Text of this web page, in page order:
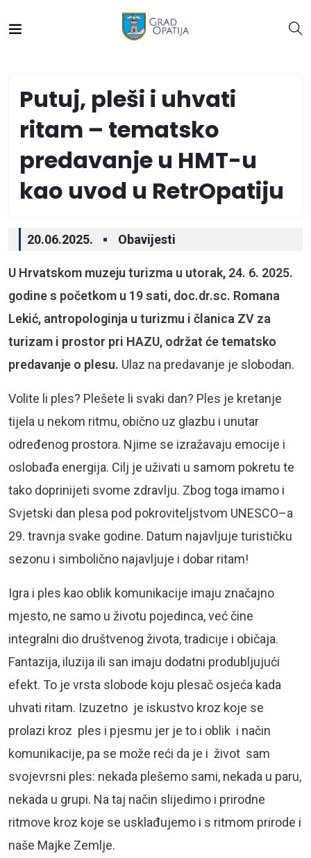
Putuj, pleši i uhvati
ritam – tematsko
predavanje u HMT-u
kao uvod u RetrOpatiju
20.06.2025. Obavijesti
U Hrvatskom muzeju turizma u utorak, 24. 6. 2025.
godine s početkom u 19 sati, doc.dr.sc. Romana
Lekić, antropologinja u turizmu i članica ZV za
turizam i prostor pri HAZU, održat će tematsko
predavanje o plesu. Ulaz na predavanje je slobodan.
Volite li ples? Plešete li svaki dan? Ples je kretanje
tijela u nekom ritmu, obično uz glazbu i unutar
određenog prostora. Njime se izražavaju emocije i
oslobađa energija. Cilj je uživati u samom pokretu te
tako doprinijeti svome zdravlju. Zbog toga imamo i
Svjetski dan plesa pod pokroviteljstvom UNESCO–a
29. travnja svake godine. Datum najavljuje turističku
sezonu i simbolično najavljuje i dobar ritam!
Igra i ples kao oblik komunikacije imaju značajno
mjesto, ne samo u životu pojedinca, već čine
integralni dio društvenog života, tradicije i običaja.
Fantazija, iluzija ili san imaju dodatni produbljujući
efekt. To je vrsta slobode koju plesač osjeća kada
uhvati ritam. Izuzetno je iskustvo kroz koje se
prolazi kroz ples i pjesmu jer je to i oblik i način
komunikacije, pa se može reći da je i život sam
svojevrsni ples: nekada plešemo sami, nekada u paru,
nekada u grupi. Na taj način slijedimo i prirodne
ritmove kroz koje se usklađujemo i s ritmom prirode i
naše Majke Zemlje.